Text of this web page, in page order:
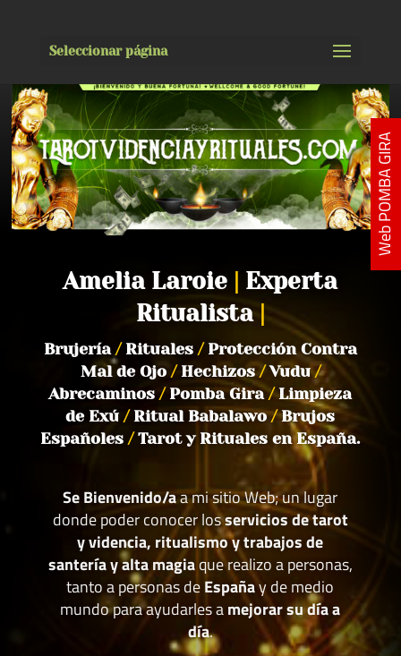
Seleccionar página
Amelia Laroie
Experta
Ritualista
Brujería /Rituales /Protección Contra
Mal de Ojo /Hechizos/Vudu/
Abrecaminos/Pomba Gira/Limpieza
de Exú/Ritual Babalawo/Brujos
Españoles/Tarot y Rituales en España.
Se Bienvenido/aa mi sitio Web; un lugar
donde poder conocer losservicios de tarot
y videncia, ritualismo y trabajos de
santería y alta magiaque realizo a personas,
tanto a personas deEspañay de medio
mundo para ayudarles amejorar su día a
día.
Web POMBA GIRA